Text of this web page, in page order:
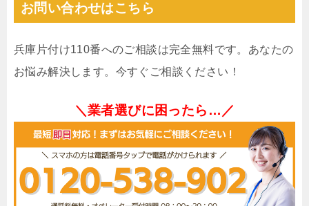
お問い合わせはこちら
兵庫片付け110番へのご相談は完全無料です。あなたの
お悩み解決します。今すぐご相談ください！
＼業者選びに困ったら…／